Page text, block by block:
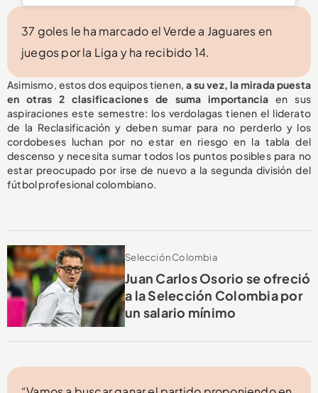
37 goles le ha marcado el Verde a Jaguares en
juegos por la Liga y ha recibido 14.
Asimismo, estos dos equipos tienen, a su vez, la mirada puesta
en otras 2 clasificaciones de suma importancia en sus
aspiraciones este semestre: los verdolagas tienen el liderato
de la Reclasificación y deben sumar para no perderlo y los
cordobeses luchan por no estar en riesgo en la tabla del
descenso y necesita sumar todos los puntos posibles para no
estar preocupado por irse de nuevo a la segunda división del
fútbol profesional colombiano.
Selección Colombia
Juan Carlos Osorio se ofreció
a la Selección Colombia por
un salario mínimo